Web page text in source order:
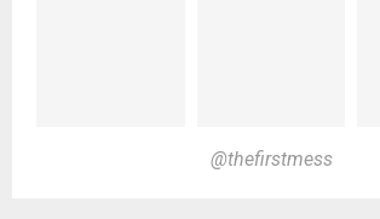
@thefirstmess